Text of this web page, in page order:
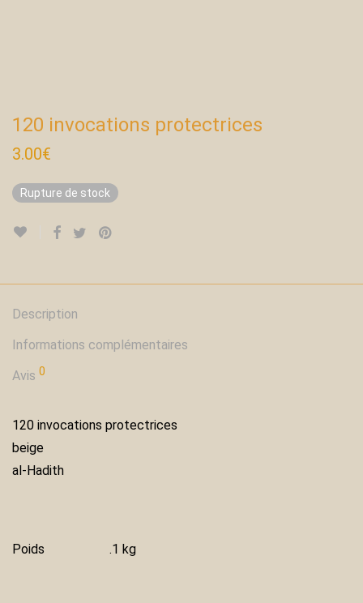
120 invocations protectrices
3.00€
Rupture de stock
Description
Informations complémentaires
Avis 0
120 invocations protectrices
beige
al-Hadith
Poids .1 kg